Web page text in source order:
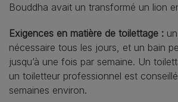
Bouddha avait un transformé un lion
Exigences en matière de toilettage :
nécessaire tous les jours, et un bain
jusqu’à une fois par semaine. Un
un toiletteur professionnel est
semaines environ.